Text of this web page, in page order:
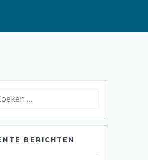
BERICHTEN